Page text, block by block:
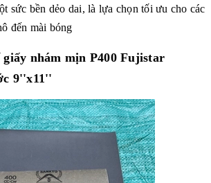
sức bền dẻo dai, là lựa chọn tối ưu cho các
đến mài bóng
nhám mịn P400 Fujistar
9''x11''